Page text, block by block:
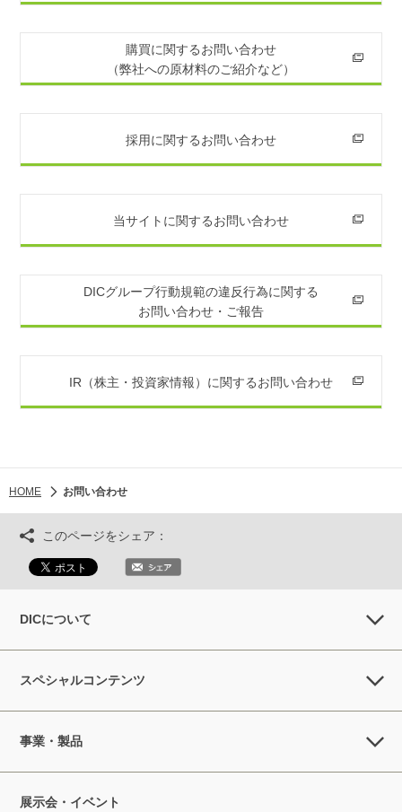
購買に関するお問い合わせ
（弊社への原材料のご紹介など）
採用に関するお問い合わせ
当サイトに関するお問い合わせ
DICグループ行動規範の違反行為に関する
お問い合わせ・ご報告
IR（株主・投資家情報）に関するお問い合わせ
HOME お問い合わせ
このページをシェア：
DICについて
スペシャルコンテンツ
事業・製品
展示会・イベント